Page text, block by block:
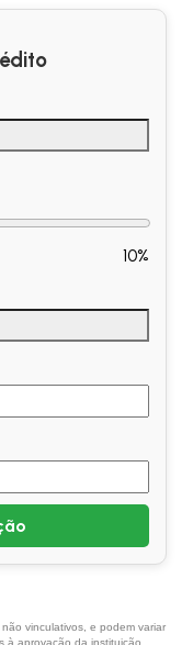
10%
vinculativos, e podem variar